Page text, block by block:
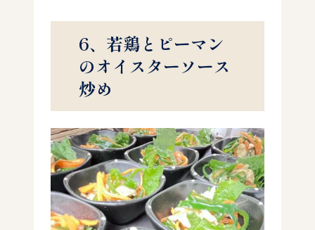
6、若鶏とピーマン
のオイスターソース
炒め